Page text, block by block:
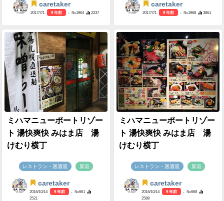
caretaker
2017/7/1 9 年前 - №1964 2237
caretaker
2017/7/1 9 年前 - №1968 3861
ミハマニューポートリゾー
ト 湯快爽快 みはま店 湯
けむり横丁
レストラン・居酒屋 新港
caretaker
2016/10/14 9 年前
- №661
2521
ミハマニューポートリゾー
ト 湯快爽快 みはま店 湯
けむり横丁
レストラン・居酒屋 新港
caretaker
2016/10/14 9 年前
- №668
2588